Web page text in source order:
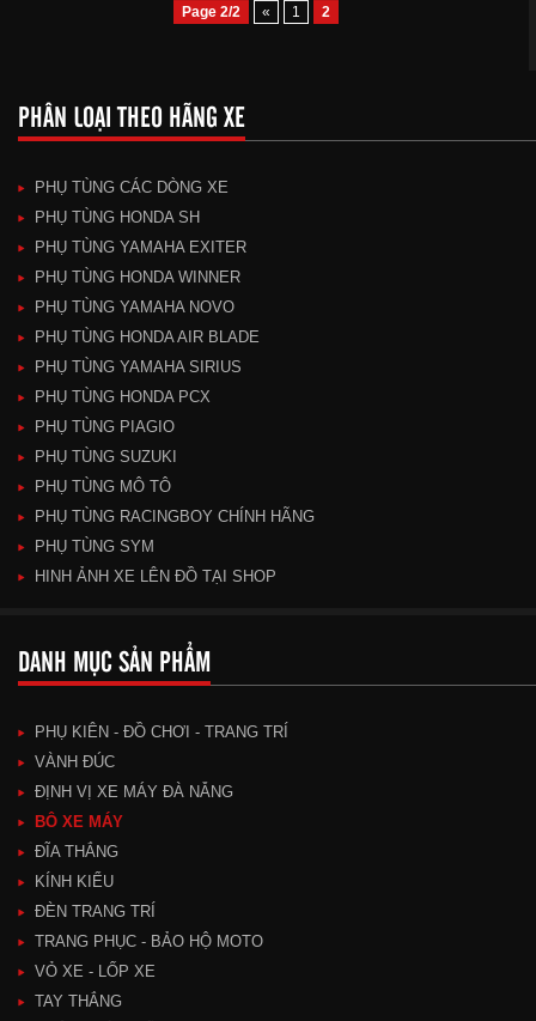
Page 2/2 « 1 2
PHÂN LOẠI THEO HÃNG XE
PHỤ TÙNG CÁC DÒNG XE
PHỤ TÙNG HONDA SH
PHỤ TÙNG YAMAHA EXITER
PHỤ TÙNG HONDA WINNER
PHỤ TÙNG YAMAHA NOVO
PHỤ TÙNG HONDA AIR BLADE
PHỤ TÙNG YAMAHA SIRIUS
PHỤ TÙNG HONDA PCX
PHỤ TÙNG PIAGIO
PHỤ TÙNG SUZUKI
PHỤ TÙNG MÔ TÔ
PHỤ TÙNG RACINGBOY CHÍNH HÃNG
PHỤ TÙNG SYM
HINH ẢNH XE LÊN ĐỒ TẠI SHOP
DANH MỤC SẢN PHẨM
PHỤ KIÊN - ĐỒ CHƠI - TRANG TRÍ
VÀNH ĐÚC
ĐỊNH VỊ XE MÁY ĐÀ NẴNG
BÔ XE MÁY
ĐĨA THẮNG
KÍNH KIỂU
ĐÈN TRANG TRÍ
TRANG PHỤC - BẢO HỘ MOTO
VỎ XE - LỐP XE
TAY THẮNG